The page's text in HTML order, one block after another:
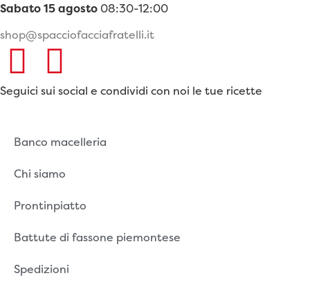
Sabato 15 agosto 08:30-12:00
shop@spacciofacciafratelli.it
Seguici sui social e condividi con noi le tue ricette
Banco macelleria
Chi siamo
Prontinpiatto
Battute di fassone piemontese
Spedizioni